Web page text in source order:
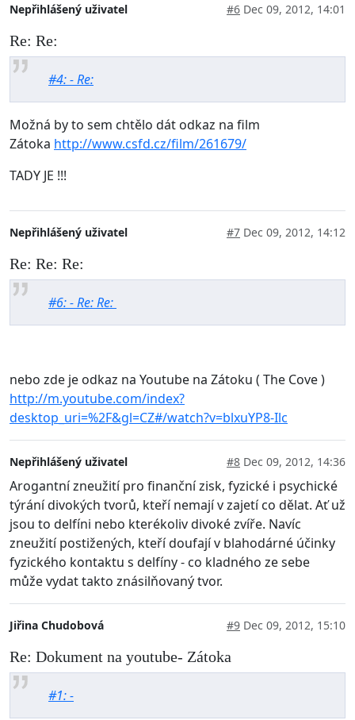
Nepřihlášený uživatel #6 Dec 09, 2012, 14:01
Re: Re:
#4: - Re:
Možná by to sem chtělo dát odkaz na film
Zátoka http://www.csfd.cz/film/261679/
TADY JE !!!
Nepřihlášený uživatel #7 Dec 09, 2012, 14:12
Re: Re: Re:
#6: - Re: Re:
nebo zde je odkaz na Youtube na Zátoku ( The Cove )
http://m.youtube.com/index?
desktop_uri=%2F&gl=CZ#/watch?v=blxuYP8-Ilc
Nepřihlášený uživatel #8 Dec 09, 2012, 14:36
Arogantní zneužití pro finanční zisk, fyzické i psychické
týrání divokých tvorů, kteří nemají v zajetí co dělat. Ať už
jsou to delfíni nebo kterékoliv divoké zvíře. Navíc
zneužití postižených, kteří doufají v blahodárné účinky
fyzického kontaktu s delfíny - co kladného ze sebe
může vydat takto znásilňovaný tvor.
Jiřina Chudobová #9 Dec 09, 2012, 15:10
Re: Dokument na youtube- Zátoka
#1: -